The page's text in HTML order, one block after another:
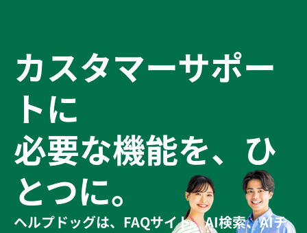
カスタマーサポー
トに
必要な機能を、ひ
とつに。
ヘルプドッグは、FAQサイト、AI検索、AIチ